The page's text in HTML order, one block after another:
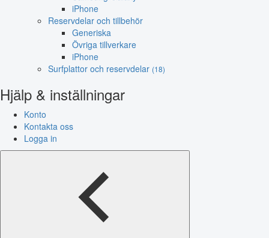
iPhone
Reservdelar och tillbehör
Generiska
Övriga tillverkare
iPhone
Surfplattor och reservdelar (18)
Hjälp & inställningar
Konto
Kontakta oss
Logga in